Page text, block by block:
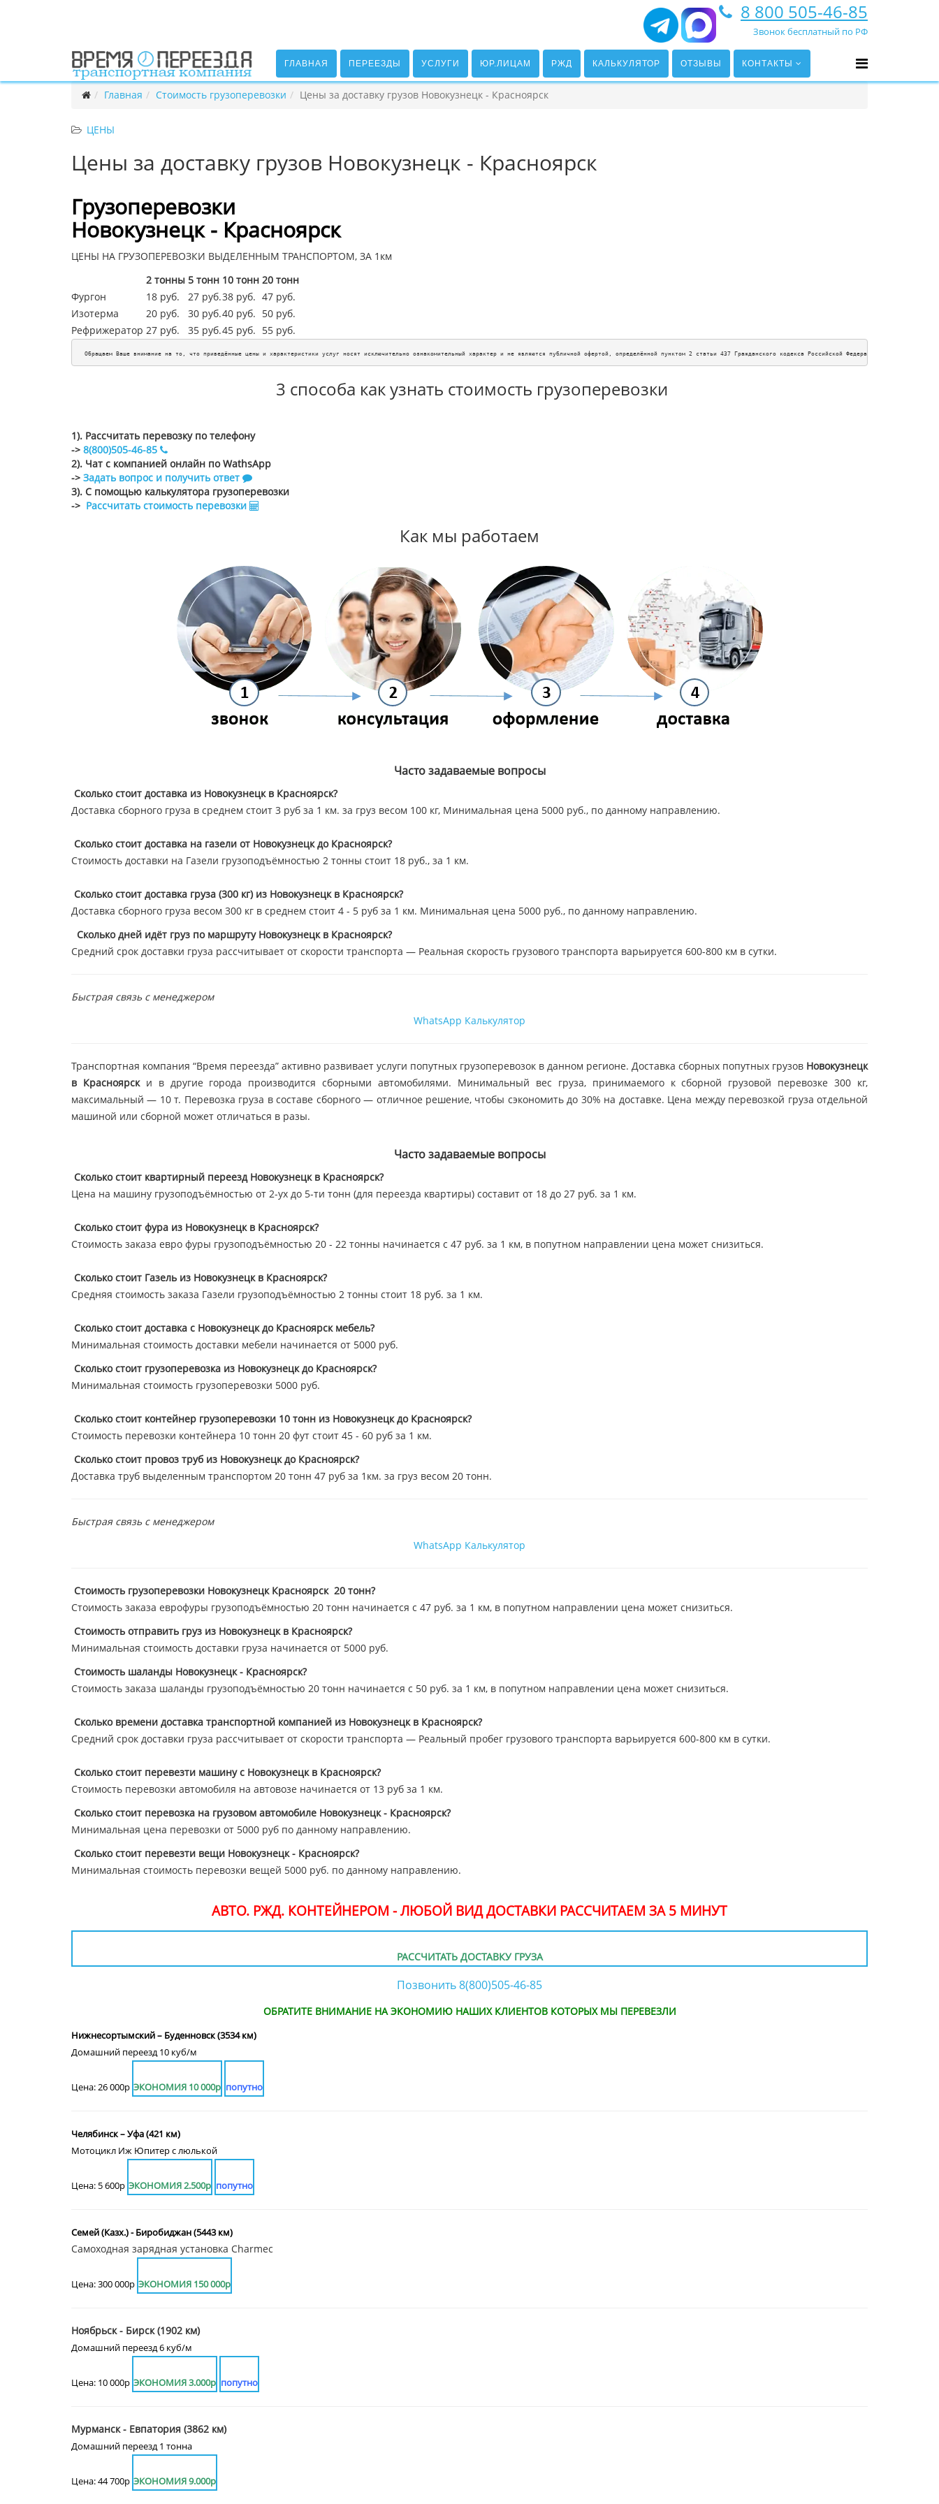
8 800 505-46-85
Звонок бесплатный по РФ
ГЛАВНАЯ ПЕРЕЕЗДЫ УСЛУГИ ЮР.ЛИЦАМ РЖД КАЛЬКУЛЯТОР ОТЗЫВЫ КОНТАКТЫ
Главная Стоимость грузоперевозки Цены за доставку грузов Новокузнецк - Красноярск
ЦЕНЫ
Цены за доставку грузов Новокузнецк - Красноярск
Грузоперевозки
Новокузнецк - Красноярск
ЦЕНЫ НА ГРУЗОПЕРЕВОЗКИ ВЫДЕЛЕННЫМ ТРАНСПОРТОМ, ЗА 1км
2 тонны 5 тонн 10 тонн 20 тонн
Фургон
18 руб. 27 руб.38 руб. 47 руб.
Изотерма
20 руб. 30 руб.40 руб. 50 руб.
Рефрижератор 27 руб. 35 руб.45 руб. 55 руб.
Обращаем Ваше внимание на то, что приведённые цены и характеристики услуг носят исключительно ознакомительный характер и не являются публичной офертой, определённой пунктом 2 статьи 437 Гражданского кодекса Российской Федерации. Для
3 способа как узнать стоимость грузоперевозки
1). Рассчитать перевозку по телефону
-> 8(800)505-46-85
2). Чат с компанией онлайн по WathsApp
-> Задать вопрос и получить ответ
3). С помощью калькулятора грузоперевозки
-> Рассчитать стоимость перевозки
Как мы работаем
Часто задаваемые вопросы
Сколько стоит доставка из Новокузнецк в Красноярск?
Доставка сборного груза в среднем стоит 3 руб за 1 км. за груз весом 100 кг, Минимальная цена 5000 руб., по данному направлению.
Сколько стоит доставка на газели от Новокузнецк до Красноярск?
Стоимость доставки на Газели грузоподъёмностью 2 тонны стоит 18 руб., за 1 км.
Сколько стоит доставка груза (300 кг) из Новокузнецк в Красноярск?
Доставка сборного груза весом 300 кг в среднем стоит 4 - 5 руб за 1 км. Минимальная цена 5000 руб., по данному направлению.
Сколько дней идёт груз по маршруту Новокузнецк в Красноярск?
Средний срок доставки груза рассчитывает от скорости транспорта — Реальная скорость грузового транспорта варьируется 600-800 км в сутки.
Быстрая связь с менеджером
WhatsApp Калькулятор
Транспортная компания “Время переезда” активно развивает услуги попутных грузоперевозок в данном регионе. Доставка сборных попутных грузов Новокузнецк
в Красноярски в другие города производится сборными автомобилями. Минимальный вес груза, принимаемого к сборной грузовой перевозке 300 кг,
максимальный — 10 т. Перевозка груза в составе сборного — отличное решение, чтобы сэкономить до 30% на доставке. Цена между перевозкой груза отдельной
машиной или сборной может отличаться в разы.
Часто задаваемые вопросы
Сколько стоит квартирный переезд Новокузнецк в Красноярск?
Цена на машину грузоподъёмностью от 2-ух до 5-ти тонн (для переезда квартиры) составит от 18 до 27 руб. за 1 км.
Сколько стоит фура из Новокузнецк в Красноярск?
Стоимость заказа евро фуры грузоподъёмностью 20 - 22 тонны начинается с 47 руб. за 1 км, в попутном направлении цена может снизиться.
Сколько стоит Газель из Новокузнецк в Красноярск?
Средняя стоимость заказа Газели грузоподъёмностью 2 тонны стоит 18 руб. за 1 км.
Сколько стоит доставка с Новокузнецк до Красноярск мебель?
Минимальная стоимость доставки мебели начинается от 5000 руб.
Сколько стоит грузоперевозка из Новокузнецк до Красноярск?
Минимальная стоимость грузоперевозки 5000 руб.
Сколько стоит контейнер грузоперевозки 10 тонн из Новокузнецк до Красноярск?
Стоимость перевозки контейнера 10 тонн 20 фут стоит 45 - 60 руб за 1 км.
Сколько стоит провоз труб из Новокузнецк до Красноярск?
Доставка труб выделенным транспортом 20 тонн 47 руб за 1км. за груз весом 20 тонн.
Быстрая связь с менеджером
WhatsApp Калькулятор
Стоимость грузоперевозки Новокузнецк Красноярск 20 тонн?
Стоимость заказа еврофуры грузоподъёмностью 20 тонн начинается с 47 руб. за 1 км, в попутном направлении цена может снизиться.
Стоимость отправить груз из Новокузнецк в Красноярск?
Минимальная стоимость доставки груза начинается от 5000 руб.
Стоимость шаланды Новокузнецк - Красноярск?
Стоимость заказа шаланды грузоподъёмностью 20 тонн начинается с 50 руб. за 1 км, в попутном направлении цена может снизиться.
Сколько времени доставка транспортной компанией из Новокузнецк в Красноярск?
Средний срок доставки груза рассчитывает от скорости транспорта — Реальный пробег грузового транспорта варьируется 600-800 км в сутки.
Сколько стоит перевезти машину с Новокузнецк в Красноярск?
Стоимость перевозки автомобиля на автовозе начинается от 13 руб за 1 км.
Сколько стоит перевозка на грузовом автомобиле Новокузнецк - Красноярск?
Минимальная цена перевозки от 5000 руб по данному направлению.
Сколько стоит перевезти вещи Новокузнецк - Красноярск?
Минимальная стоимость перевозки вещей 5000 руб. по данному направлению.
АВТО. РЖД. КОНТЕЙНЕРОМ - ЛЮБОЙ ВИД ДОСТАВКИ РАССЧИТАЕМ ЗА 5 МИНУТ
РАССЧИТАТЬ ДОСТАВКУ ГРУЗА
Позвонить 8(800)505-46-85
ОБРАТИТЕ ВНИМАНИЕ НА ЭКОНОМИЮ НАШИХ КЛИЕНТОВ КОТОРЫХ МЫ ПЕРЕВЕЗЛИ
Нижнесортымский – Буденновск (3534 км)
Домашний переезд 10 куб/м
Цена: 26 000р ЭКОНОМИЯ 10 000р попутно
Челябинск – Уфа (421 км)
Мотоцикл Иж Юпитер с люлькой
Цена: 5 600р ЭКОНОМИЯ 2.500р попутно
Семей (Казх.) - Биробиджан (5443 км)
Самоходная зарядная установка Charmec
Цена: 300 000р ЭКОНОМИЯ 150 000р
Ноябрьск - Бирск (1902 км)
Домашний переезд 6 куб/м
Цена: 10 000р ЭКОНОМИЯ 3.000р попутно
Мурманск - Евпатория (3862 км)
Домашний переезд 1 тонна
Цена: 44 700р ЭКОНОМИЯ 9.000р